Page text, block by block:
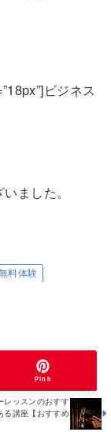
ビジネス
ました。
料体験
Pin it
レッスンのおすす
る講座【おすすめ